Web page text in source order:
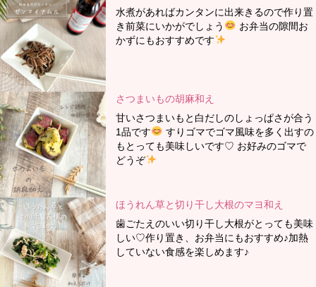
水煮があればカンタンに出来きるので作り置
き前菜にいかがでしょう
お弁当の隙間お
かずにもおすすめです
さつまいもの胡麻和え
甘いさつまいもと白だしのしょっぱさが合う
1品です
すりゴマでゴマ風味を多く出すの
もとっても美味しいです♡ お好みのゴマで
どうぞ
ほうれん草と切り干し大根のマヨ和え
歯ごたえのいい切り干し大根がとっても美味
しい♡作り置き、お弁当にもおすすめ♪加熱
していない食感を楽しめます♪